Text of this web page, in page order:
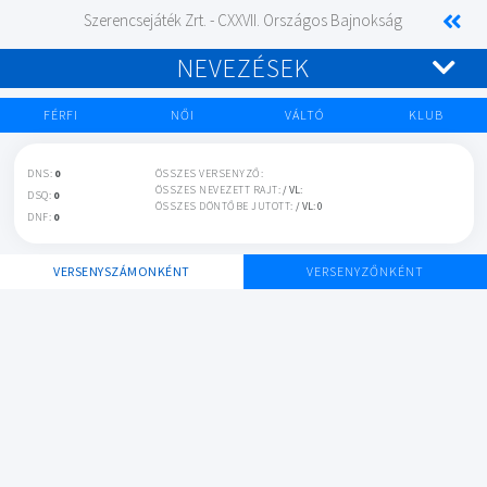
Szerencsejáték Zrt. - CXXVII. Országos Bajnokság
NEVEZÉSEK
FÉRFI NŐI VÁLTÓ KLUB
DNS: 0
DSQ: 0
DNF: 0
ÖSSZES VERSENYZŐ:
ÖSSZES NEVEZETT RAJT:/ VL:
ÖSSZES DÖNTŐBE JUTOTT: / VL: 0
VERSENYSZÁMONKÉNT VERSENYZŐNKÉNT